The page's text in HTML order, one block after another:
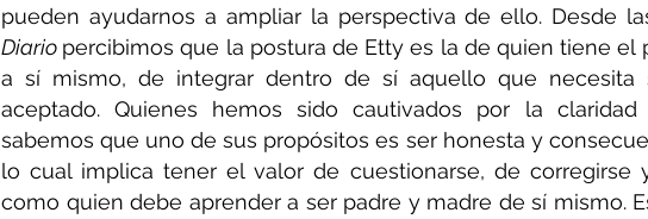
Diario percibimos que la postura de Etty es la de quien tiene el
a sí mismo, de integrar dentro de sí aquello que necesita
aceptado. Quienes hemos sido cautivados por la
sabemos que uno de sus propósitos es ser honesta y
lo cual implica tener el valor de cuestionarse, de corregirse
como quien debe aprender a ser padre y madre de sí mismo.